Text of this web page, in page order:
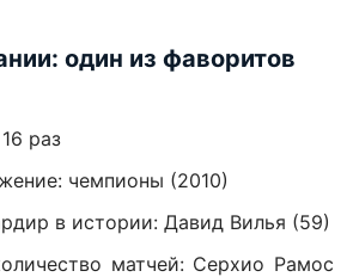
один из фаворитов
раз
чемпионы (2010)
в истории: Давид Вилья (59)
матчей: Серхио Рамос